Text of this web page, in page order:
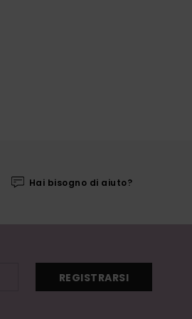
Hai bisogno di aiuto?
REGISTRARSI